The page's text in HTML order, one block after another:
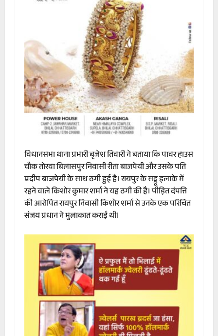
विधानसभा थाना प्रभारी बृजेश तिवारी ने बताया कि पावर हाउस
चौक तोरवा बिलासपुर निवासी रीता बाजपेयी और उसके पति
प्रदीप बाजपेयी के साथ ठगी हुई है। रायपुर के सड्डू इलाके में
रहने वाले किशोर कुमार शर्मा ने यह ठगी की है। पीड़ित दंपत्ति
की आरोपित रायपुर निवासी किशोर शर्मा से उनके एक परिचित
संजय प्रधान ने मुलाकात कराई थी।